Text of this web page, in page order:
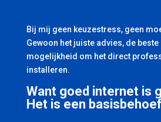
Bij mij geen keuzestress, geen
Gewoon het juiste advies, de beste
mogelijkheid om het direct
installeren.
Want goed internet is
Het is een